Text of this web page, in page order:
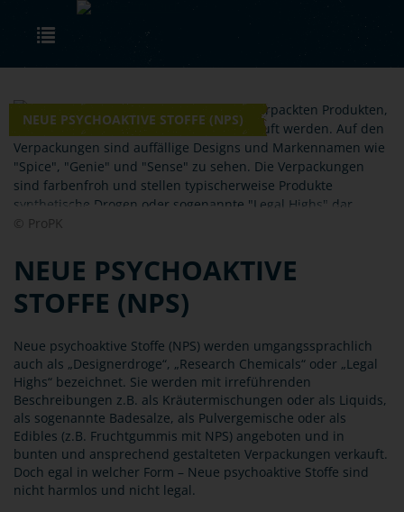
Skip to main content
NEUE PSYCHOAKTIVE STOFFE (NPS)
© ProPK
NEUE PSYCHOAKTIVE
STOFFE (NPS)
Neue psychoaktive Stoffe (NPS) werden umgangssprachlich
auch als „Designerdroge“, „Research Chemicals“ oder „Legal
Highs“ bezeichnet. Sie werden mit irreführenden
Beschreibungen z.B. als Kräutermischungen oder als Liquids,
als sogenannte Badesalze, als Pulvergemische oder als
Edibles (z.B. Fruchtgummis mit NPS) angeboten und in
bunten und ansprechend gestalteten Verpackungen verkauft.
Doch egal in welcher Form – Neue psychoaktive Stoffe sind
nicht harmlos und nicht legal.